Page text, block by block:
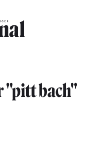
"pitt bach"